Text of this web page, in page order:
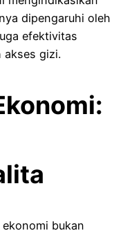
dipengaruhi oleh
efektivitas
akses gizi.
bukan